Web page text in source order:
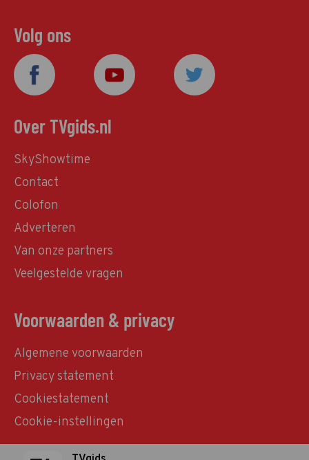
Volg ons
Over TVgids.nl
SkyShowtime
Contact
Colofon
Adverteren
Van onze partners
Veelgestelde vragen
Voorwaarden & privacy
Algemene voorwaarden
Privacy statement
Cookiestatement
Cookie-instellingen